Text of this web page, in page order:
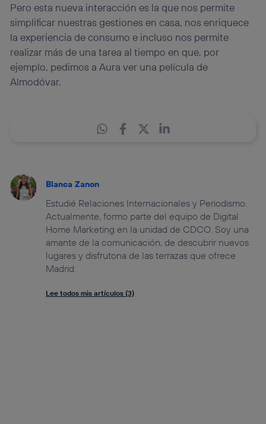
Pero esta nueva interacción es la que nos permite
simplificar nuestras gestiones en casa, nos enriquece
la experiencia de consumo e incluso nos permite
realizar más de una tarea al tiempo en que, por
ejemplo, pedimos a Aura ver una película de
Almodóvar.
Blanca Zanon
Estudié Relaciones Internacionales y Periodismo.
Actualmente, formo parte del equipo de Digital
Home Marketing en la unidad de CDCO. Soy una
amante de la comunicación, de descubrir nuevos
lugares y disfrutona de las terrazas que ofrece
Madrid.
Lee todos mis artículos (3)